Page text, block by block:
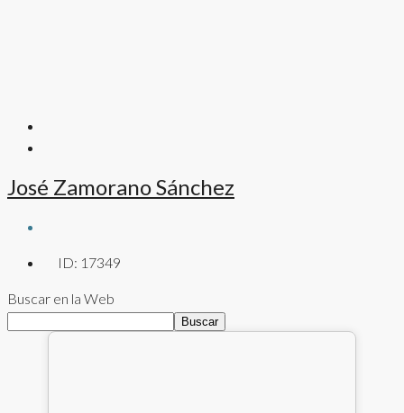
José Zamorano Sánchez
ID: 17349
Buscar en la Web
Buscar